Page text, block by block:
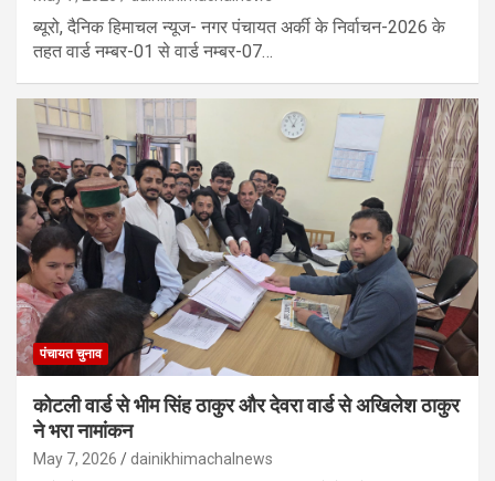
ब्यूरो, दैनिक हिमाचल न्यूज- नगर पंचायत अर्की के निर्वाचन-2026 के
तहत वार्ड नम्बर-01 से वार्ड नम्बर-07…
पंचायत चुनाव
कोटली वार्ड से भीम सिंह ठाकुर और देवरा वार्ड से अखिलेश ठाकुर
ने भरा नामांकन
May 7, 2026 dainikhimachalnews